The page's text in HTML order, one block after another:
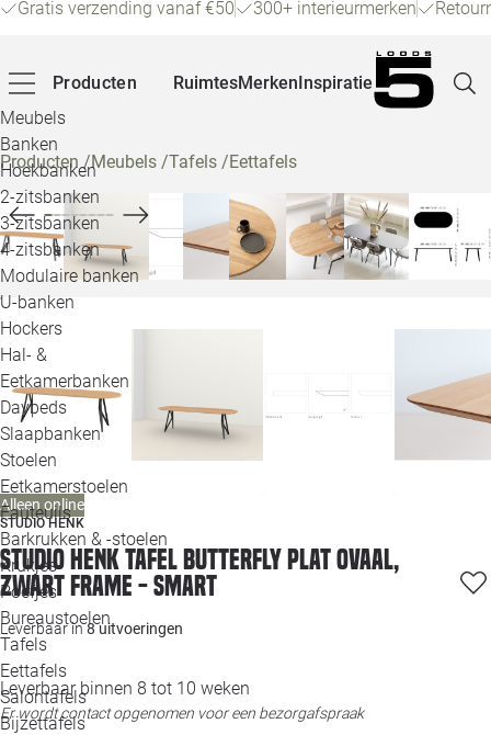
Gratis verzending vanaf €50 300+ interieurmerken
Producten
Meubels
Banken
Hoekbanken
2-zitsbanken
3-zitsbanken
4-zitsbanken
Modulaire banken
U-banken
Hockers
Hal- &
Eetkamerbanken
Daybeds
Slaapbanken
Stoelen
Eetkamerstoelen
Fauteuils
Barkrukken & -stoelen
Krukjes
Poefjes
Bureaustoelen
Tafels
Eettafels
Salontafels
Bijzettafels
RuimtesMerkenInspiratie
Producten/Meubels /Tafels /Eettafels
Alleen online
STUDIO HENK
Studio HENK tafel Butterfly Plat ovaal,
zwart frame - Smart
Leverbaar in8 uitvoeringen
Leverbaar binnen 8 tot 10 weken
Er wordt contact opgenomen voor een bezorgafspraak